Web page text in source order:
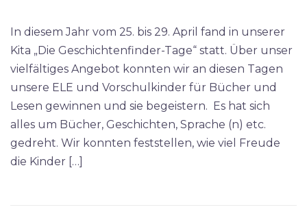
In diesem Jahr vom 25. bis 29. April fand in unserer
Kita „Die Geschichtenfinder-Tage“ statt. Über unser
vielfältiges Angebot konnten wir an diesen Tagen
unsere ELE und Vorschulkinder für Bücher und
Lesen gewinnen und sie begeistern. Es hat sich
alles um Bücher, Geschichten, Sprache (n) etc.
gedreht. Wir konnten feststellen, wie viel Freude
die Kinder […]